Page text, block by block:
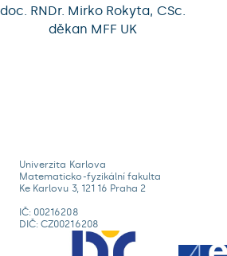
doc. RNDr. Mirko Rokyta, CSc.
děkan MFF UK
Univerzita Karlova
Matematicko-fyzikální fakulta
Ke Karlovu 3, 121 16 Praha 2
IČ: 00216208
DIČ: CZ00216208